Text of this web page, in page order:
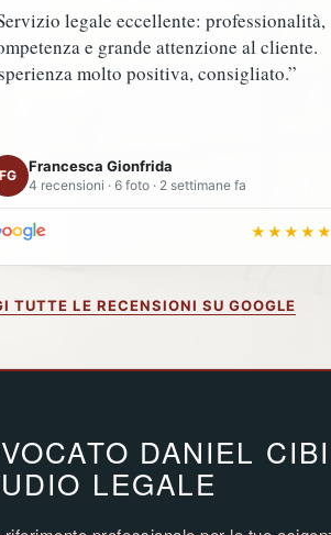
legale eccellente: professionalità,
e grande attenzione al cliente.
molto positiva, consigliato.”
FG
Francesca Gionfrida
4 recensioni · 6 foto · 2 settimane fa
★★★★★
TUTTE LE RECENSIONI SU GOOGLE
DANIEL
LEGALE